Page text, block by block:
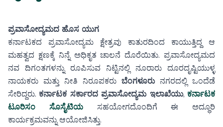
ಪ್ರವಾಸೋದ್ಯಮದ ಹೊಸ ಯುಗ
ಕರ್ನಾಟಕದ ಪ್ರವಾಸೋದ್ಯಮ ಕ್ಷೇತ್ರವು ಕಾತುರದಿಂದ ಕಾಯುತ್ತಿದ್ದ ಆ
ಮಹತ್ವದ ಕ್ಷಣಕ್ಕೆ ನಿನ್ನೆ ಅಧಿಕೃತ ಚಾಲನೆ ದೊರೆಯಿತು. ಪ್ರವಾಸೋದ್ಯಮದ
ನವ ದಿಗಂತಗಳನ್ನು ರೂಪಿಸುವ ನಿಟ್ಟಿನಲ್ಲಿ ನೂರಾರು ದೂರದೃಷ್ಟಿಯುಳ್ಳ
ನಾಯಕರು ಮತ್ತು ನೀತಿ ನಿರೂಪಕರು ಬೆಂಗಳೂರುನಗರದಲ್ಲಿ ಒಂದೆಡೆ
ಸೇರಿದ್ದರು. ಕರ್ನಾಟಕ ಸರ್ಕಾರದ ಪ್ರವಾಸೋದ್ಯಮ ಇಲಾಖೆಯು, ಕರ್ನಾಟಕ
ಟೂರಿಸಂ ಸೊಸೈಟಿಯಸಹಯೋಗದೊಂದಿಗೆ ಈ ಅದ್ಧೂರಿ
ಕಾರ್ಯಕ್ರಮವನ್ನು ಆಯೋಜಿಸಿತ್ತು.